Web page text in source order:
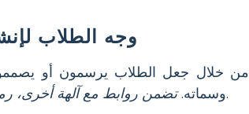
وجه الطلاب
من خلال جعل الطلاب يرسمون أو
وسماته.تضمن روابط مع آلهة أخرى، لنظرة عامة ملونة.